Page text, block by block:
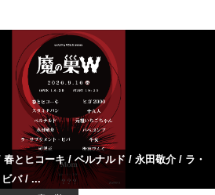
とヒコーキ / ベルナルド / 永田敬介 / ラ・
ビバ / ...